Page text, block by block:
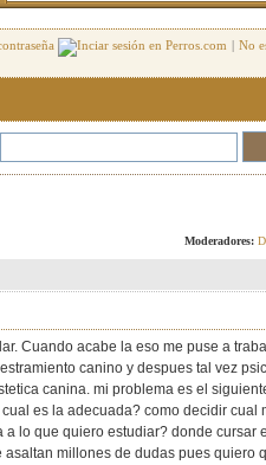
| No
Moderadores:
Cuando acabe la eso me puse a
canino y despues tal vez
canina. mi problema es el
es la adecuada? como decidir cual
lo que quiero estudiar? donde cursar
millones de dudas pues quiero